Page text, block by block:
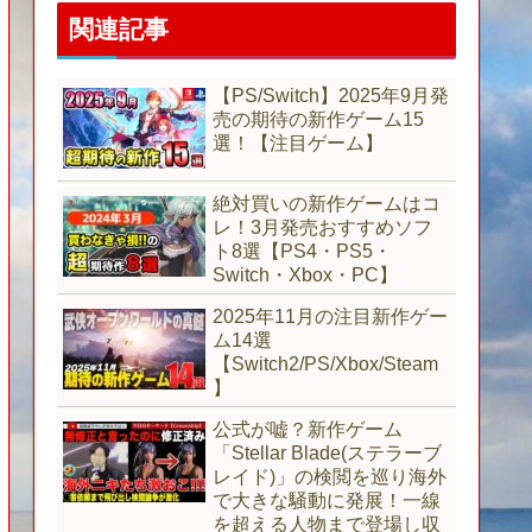
関連記事
【PS/Switch】2025年9月発
売の期待の新作ゲーム15
選！【注目ゲーム】
絶対買いの新作ゲームはコ
レ！3月発売おすすめソフ
ト8選【PS4・PS5・
Switch・Xbox・PC】
2025年11月の注目新作ゲー
ム14選
【Switch2/PS/Xbox/Steam
】
公式が嘘？新作ゲーム
「Stellar Blade(ステラーブ
レイド)」の検閲を巡り海外
で大きな騒動に発展！一線
を超える人物まで登場し収